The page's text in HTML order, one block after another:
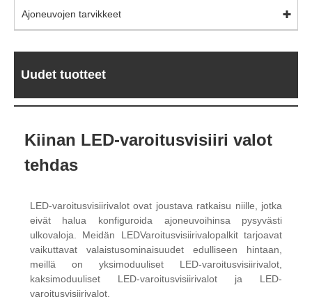
Ajoneuvojen tarvikkeet
Uudet tuotteet
Kiinan LED-varoitusvisiiri valot
tehdas
LED-varoitusvisiirivalot ovat joustava ratkaisu niille, jotka
eivät halua konfiguroida ajoneuvoihinsa pysyvästi
ulkovaloja. Meidän LEDVaroitusvisiirivalopalkit tarjoavat
vaikuttavat valaistusominaisuudet edulliseen hintaan,
meillä on yksimoduuliset LED-varoitusvisiirivalot,
kaksimoduuliset LED-varoitusvisiirivalot ja LED-
varoitusvisiirivalot.